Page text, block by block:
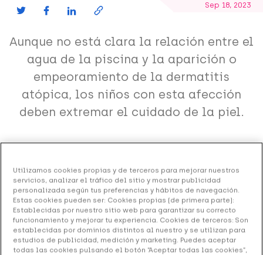
Sep 18, 2023
Aunque no está clara la relación entre el
agua de la piscina y la aparición o
empeoramiento de la dermatitis
atópica, los niños con esta afección
deben extremar el cuidado de la piel.
aprender durante la infancia y que tiene importantes
beneficios para la salud física y la socialización
los más pequeños. Sin embargo, en ocasiones los
padres de hijos condermatitis atópicalos excluyen de
esta actividad por temor a que la enfermedad empeore
por la presencia de cloro y microorganismos en el
Utilizamos cookies propias y de terceros para mejorar nuestros
servicios, analizar el tráfico del sitio y mostrar publicidad
personalizada según tus preferencias y hábitos de navegación.
Estas cookies pueden ser: Cookies propias (de primera parte):
Establecidas por nuestro sitio web para garantizar su correcto
funcionamiento y mejorar tu experiencia. Cookies de terceros: Son
establecidas por dominios distintos al nuestro y se utilizan para
estudios de publicidad, medición y marketing. Puedes aceptar
todas las cookies pulsando el botón “Aceptar todas las cookies”,